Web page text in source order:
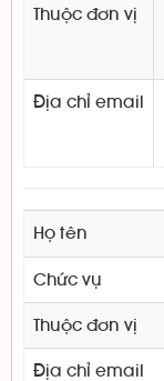
Thuộc đơn vị
Địa chỉ email
Họ tên
Chức vụ
Thuộc đơn vị
Địa chỉ email